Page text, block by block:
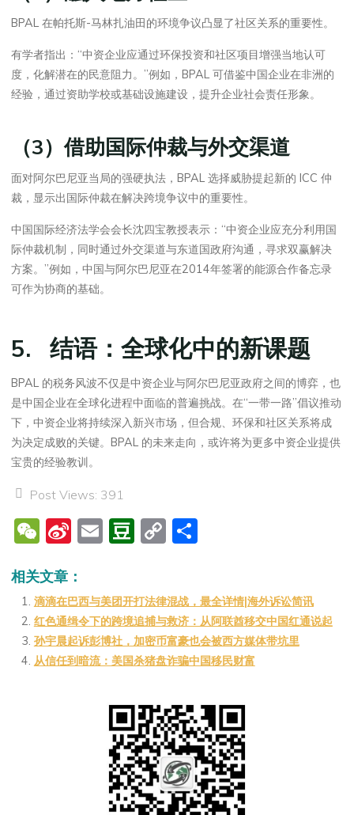
BPAL 在帕托斯-马林扎油田的环境争议凸显了社区关系的重要性。
有学者指出：“中资企业应通过环保投资和社区项目增强当地认可
度，化解潜在的民意阻力。”例如，BPAL 可借鉴中国企业在非洲的
经验，通过资助学校或基础设施建设，提升企业社会责任形象。
（3）借助国际仲裁与外交渠道
面对阿尔巴尼亚当局的强硬执法，BPAL 选择威胁提起新的 ICC 仲
裁，显示出国际仲裁在解决跨境争议中的重要性。
中国国际经济法学会会长沈四宝教授表示：“中资企业应充分利用国
际仲裁机制，同时通过外交渠道与东道国政府沟通，寻求双赢解决
方案。”例如，中国与阿尔巴尼亚在2014年签署的能源合作备忘录
可作为协商的基础。
5. 结语：全球化中的新课题
BPAL 的税务风波不仅是中资企业与阿尔巴尼亚政府之间的博弈，也
是中国企业在全球化进程中面临的普遍挑战。在“一带一路”倡议推动
下，中资企业将持续深入新兴市场，但合规、环保和社区关系将成
为决定成败的关键。BPAL 的未来走向，或许将为更多中资企业提供
宝贵的经验教训。
Post Views: 391
W
C
h
at
Si
a
W
ei
b
E
l
D
b
a
n
C
y
Li
n
相关文章：
滴滴在巴西与美团开打法律混战，最全详情|海外诉讼简讯
红色通缉令下的跨境追捕与救济：从阿联酋移交中国红通说起
孙宇晨起诉彭博社，加密币富豪也会被西方媒体带坑里
从信任到暗流：美国杀猪盘诈骗中国移民财富